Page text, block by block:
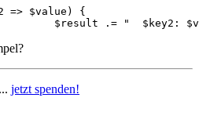
=> $value) {
$result .= "  $key2:
jetzt spenden!